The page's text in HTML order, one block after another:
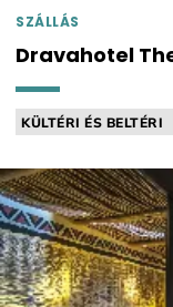
SZÁLLÁS
Dravahotel
KÜLTÉRI ÉS BELTÉRI